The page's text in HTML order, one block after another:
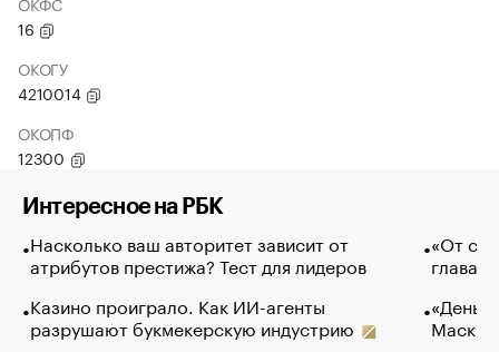
16
ОКОГУ
4210014
ОКОПФ
12300
Интересное на РБК
Насколько ваш авторитет зависит от
атрибутов престижа? Тест для лидеров
Казино проиграло. Как ИИ-агенты
разрушают букмекерскую индустрию
«От
глава
Маск в